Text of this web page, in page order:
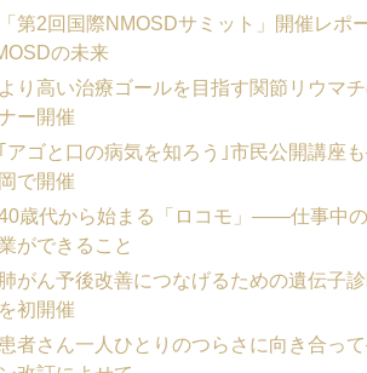
「第2回国際NMOSDサミット」開催レ
の未来
より高い治療ゴールを目指す関節リウ
ー開催
｢アゴと口の病気を知ろう｣市民公開講
で開催
歳代から始まる「ロコモ」――仕事中
ができること
肺がん予後改善につなげるための遺伝子
初開催
患者さん一人ひとりのつらさに向き合っ